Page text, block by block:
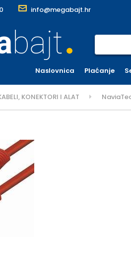
info@megabajt.hr
Naslovnica Plaćanje
KONEKTORI I ALAT